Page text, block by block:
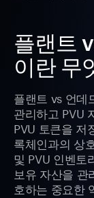
플랜트
이란 무
플랜트 vs 언데
관리하고 PVU
PVU 토큰을 저
록체인과의 상
및 PVU 인벤토
보유 자산을 관
호하는 중요한